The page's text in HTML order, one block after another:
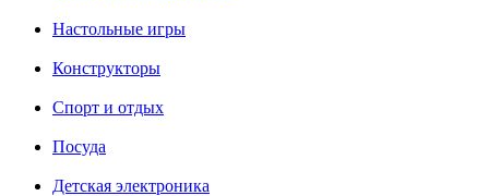
Настольные игры
Конструкторы
Спорт и отдых
Посуда
Детская электроника